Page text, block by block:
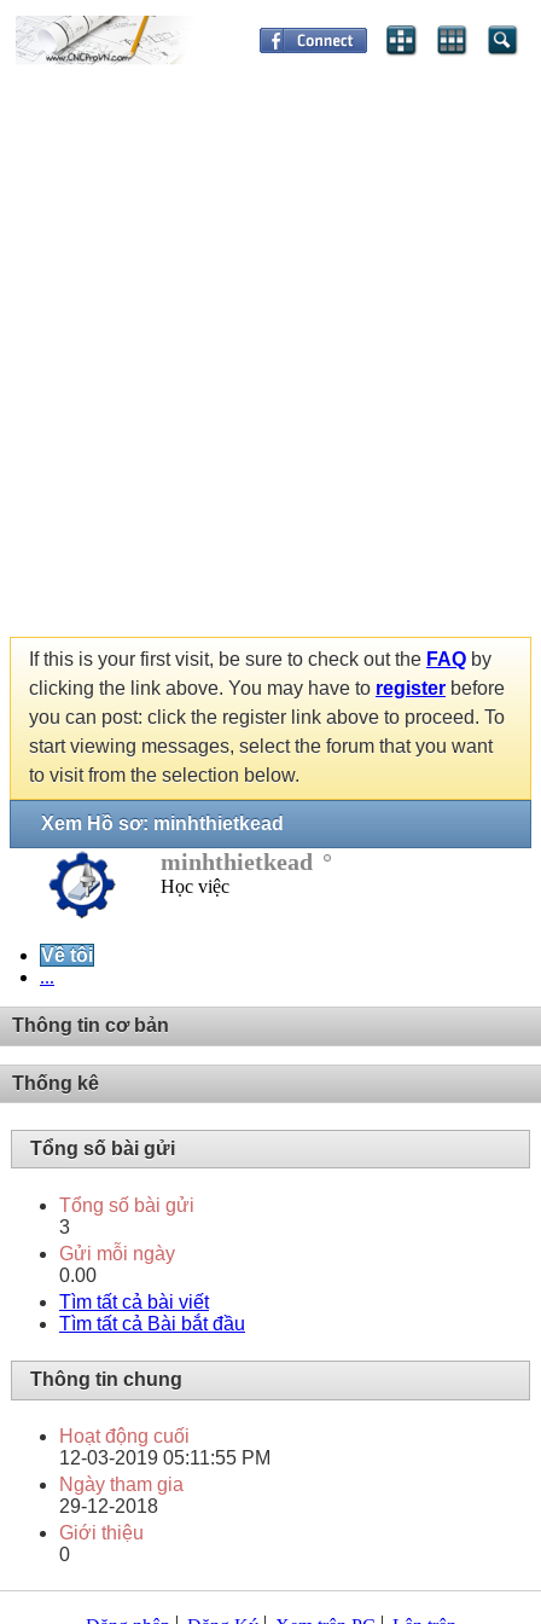
If this is your first visit, be sure to check out the FAQ by
clicking the link above. You may have to register before
you can post: click the register link above to proceed. To
start viewing messages, select the forum that you want
to visit from the selection below.
Xem Hồ sơ: minhthietkead
minhthietkead
Học việc
Về tôi
...
Thông tin cơ bản
Thống kê
Tổng số bài gửi
Tổng số bài gửi
3
Gửi mỗi ngày
0.00
Tìm tất cả bài viết
Tìm tất cả Bài bắt đầu
Thông tin chung
Hoạt động cuối
12-03-2019 05:11:55 PM
Ngày tham gia
29-12-2018
Giới thiệu
0